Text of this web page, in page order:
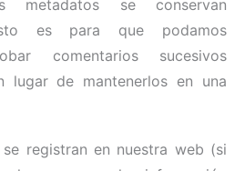
metadatos se conservan
es para que podamos
comentarios sucesivos
lugar de mantenerlos en una
registran en nuestra web (si